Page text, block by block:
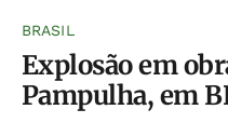
BRASIL
Explosão em
Pampulha, em